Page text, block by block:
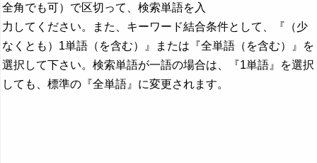
全角でも可）で区切って、検索単語を入
力してください。また、キーワード結合条件として、『（少
なくとも）1単語（を含む）』または『全単語（を含む）』を
選択して下さい。検索単語が一語の場合は、『1単語』を選択
しても、標準の『全単語』に変更されます。